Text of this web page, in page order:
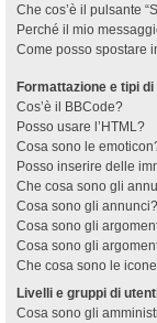
Che cos’è il pulsante
Perché il mio
Come posso spostare
Formattazione e tipi
Cos’è il BBCode?
Posso usare l’HTML?
Cosa sono le
Posso inserire delle
Che cosa sono gli
Cosa sono gli annunci?
Cosa sono gli
Cosa sono gli
Che cosa sono le
Livelli e gruppi di
Cosa sono gli